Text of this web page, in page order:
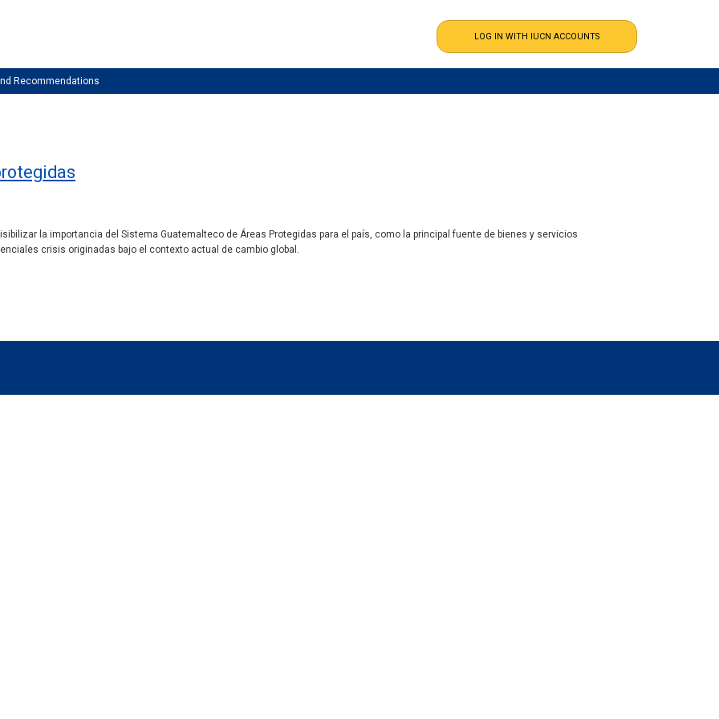
Recommendations
la importancia del Sistema Guatemalteco de Áreas Protegidas para el país, como la principal fuente de bienes y servicios
crisis originadas bajo el contexto actual de cambio global.